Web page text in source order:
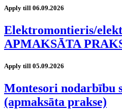
Apply till 06.09.2026
Elektromontieris/
APMAKSĀTA
Apply till 05.09.2026
Montesori nodarbību
(apmaksāta prakse)